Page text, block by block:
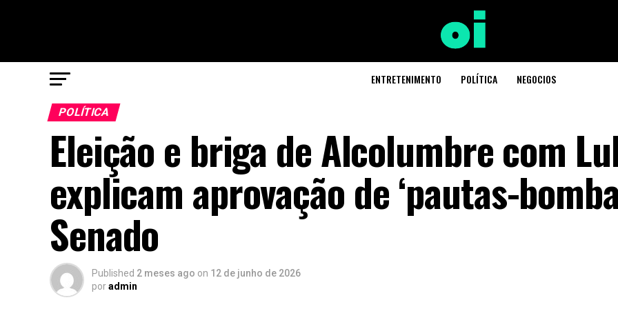
ENTRETENIMENTO POLÍTICA NEGOCIOS
POLÍTICA
Eleição e briga de Alcolumbre com
explicam aprovação de ‘pautas-
Senado
Published 2 meses ago on 12 de junho de 2026
poradmin